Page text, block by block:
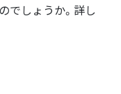
でしょうか。詳し